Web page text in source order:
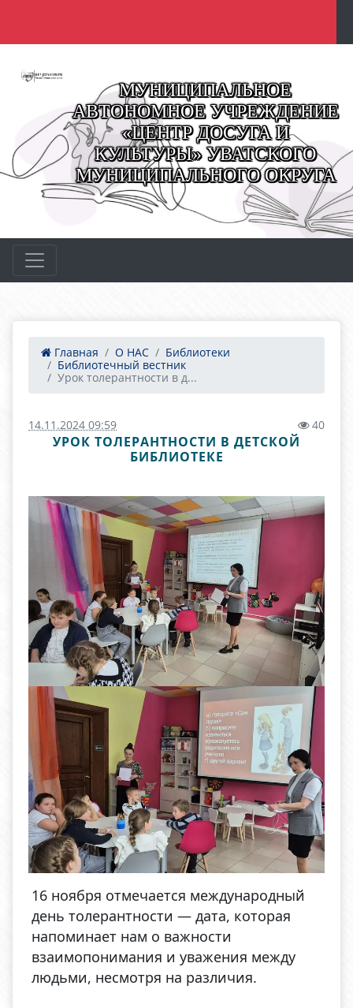
МУНИЦИПАЛЬНОЕ
АВТОНОМНОЕ УЧРЕЖДЕНИЕ
«ЦЕНТР ДОСУГА И
КУЛЬТУРЫ» УВАТСКОГО
МУНИЦИПАЛЬНОГО ОКРУГА
Главная О НАС
Библиотеки
Библиотечный вестник
Урок толерантности в д...
14.11.2024 09:59 40
УРОК ТОЛЕРАНТНОСТИ В ДЕТСКОЙ
БИБЛИОТЕКЕ
16 ноября отмечается международный
день толерантности — дата, которая
напоминает нам о важности
взаимопонимания и уважения между
людьми, несмотря на различия.